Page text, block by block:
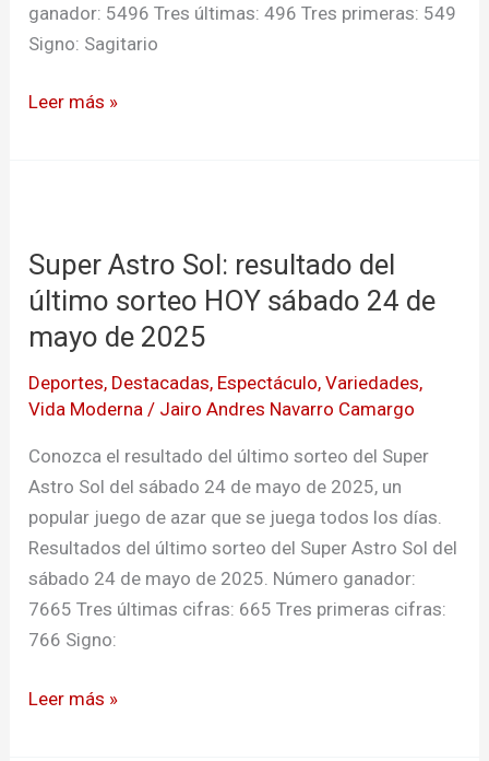
ganador: 5496 Tres últimas: 496 Tres primeras: 549
Signo: Sagitario
Leer más »
Super Astro Sol: resultado del
último sorteo HOY sábado 24 de
mayo de 2025
Deportes, Destacadas, Espectáculo,Variedades,
Vida Moderna / Jairo Andres Navarro Camargo
Conozca el resultado del último sorteo del Super
Astro Sol del sábado 24 de mayo de 2025, un
popular juego de azar que se juega todos los días.
Resultados del último sorteo del Super Astro Sol del
sábado 24 de mayo de 2025. Número ganador:
7665 Tres últimas cifras: 665 Tres primeras cifras:
766 Signo:
Sol:
resultado
último
sorteo
HOY
sábado
24
de
mayo
de
2025
Leer más »